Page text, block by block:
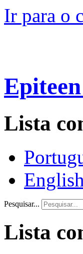
Ir para o
Lista
English
Pesquisar...
Lista